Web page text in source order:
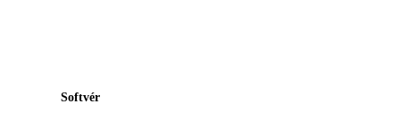
Softvér